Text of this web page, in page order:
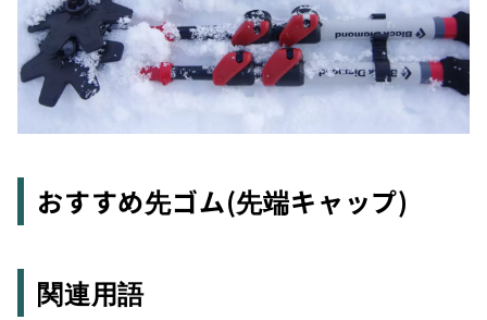
おすすめ先ゴム(先端キャップ)
関連用語